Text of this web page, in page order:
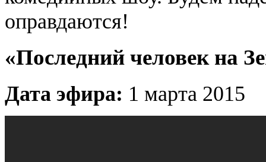
оправдаются!
«Последний человек на
Дата эфира: 1 марта 2015